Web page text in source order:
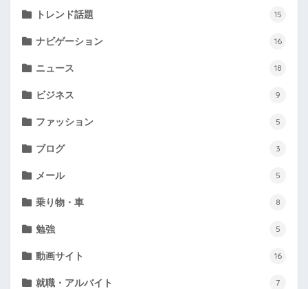
トレンド話題 15
ナビゲーション 16
ニュース 18
ビジネス 9
ファッション 5
ブログ 3
メール 5
乗り物・車 8
勉強 5
動画サイト 16
就職・アルバイト 7